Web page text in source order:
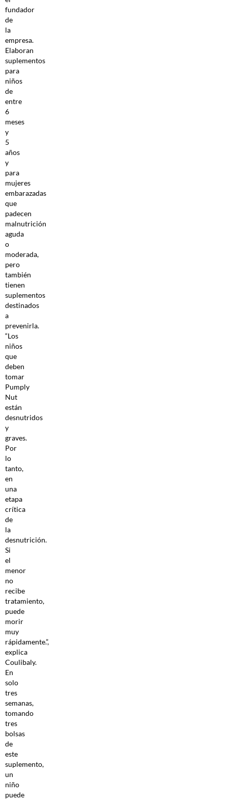
fundador
de
la
empresa.
Elaboran
suplementos
para
niños
de
entre
6
meses
y
5
años
y
para
mujeres
embarazadas
que
padecen
malnutrición
aguda
o
moderada,
pero
también
tienen
suplementos
destinados
a
prevenirla.
“Los
niños
que
deben
tomar
Pumply
Nut
están
desnutridos
y
graves.
Por
lo
tanto,
en
una
etapa
crítica
de
la
desnutrición.
Si
el
menor
no
recibe
tratamiento,
puede
morir
muy
rápidamente.”,
explica
Coulibaly.
En
solo
tres
semanas,
tomando
tres
bolsas
de
este
suplemento,
un
niño
puede